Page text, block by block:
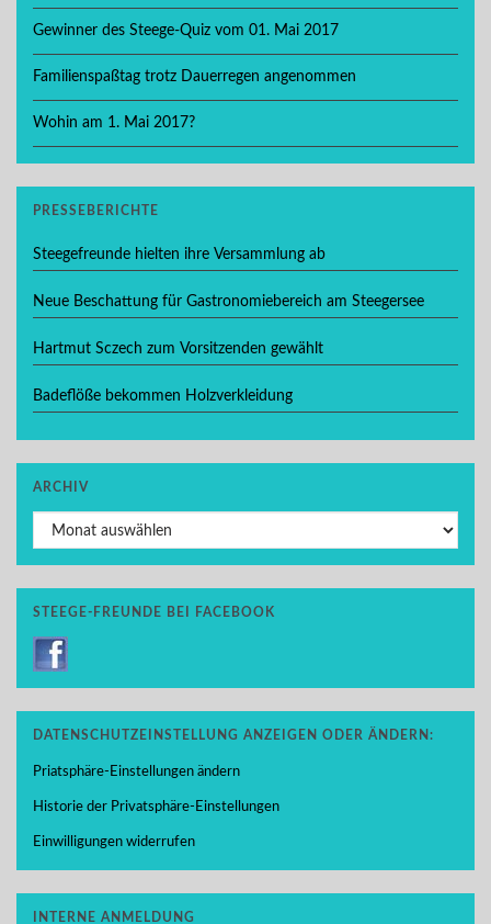
Gewinner des Steege-Quiz vom 01. Mai 2017
Familienspaßtag trotz Dauerregen angenommen
Wohin am 1. Mai 2017?
PRESSEBERICHTE
Steegefreunde hielten ihre Versammlung ab
Neue Beschattung für Gastronomiebereich am Steegersee
Hartmut Sczech zum Vorsitzenden gewählt
Badeflöße bekommen Holzverkleidung
ARCHIV
Archiv
STEEGE-FREUNDE BEI FACEBOOK
DATENSCHUTZEINSTELLUNG ANZEIGEN ODER ÄNDERN:
Priatsphäre-Einstellungen ändern
Historie der Privatsphäre-Einstellungen
Einwilligungen widerrufen
INTERNE ANMELDUNG